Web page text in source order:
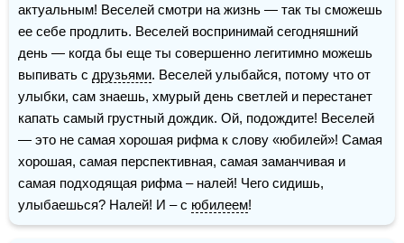
актуальным! Веселей смотри на жизнь — так ты сможешь
ее себе продлить. Веселей воспринимай сегодняшний
день — когда бы еще ты совершенно легитимно можешь
выпивать с друзьями. Веселей улыбайся, потому что от
улыбки, сам знаешь, хмурый день светлей и перестанет
капать самый грустный дождик. Ой, подождите! Веселей
— это не самая хорошая рифма к слову «юбилей»! Самая
хорошая, самая перспективная, самая заманчивая и
самая подходящая рифма – налей! Чего сидишь,
улыбаешься? Налей! И – с юбилеем!